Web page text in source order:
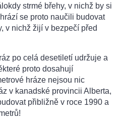
strmé břehy, v nichž by si
se proto naučili budovat
v nichž žijí v bezpečí před
po celá desetiletí udržuje a
proto dosahují
hráze nejsou nic
v kanadské provincii Alberta,
přibližně v roce 1990 a